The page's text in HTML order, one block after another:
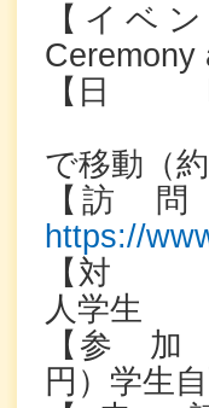
【イベ
Ceremony
【日 時
※グロ
で移動（約
【訪 問
https://
【対 象
人学生
【参 加
円）学生